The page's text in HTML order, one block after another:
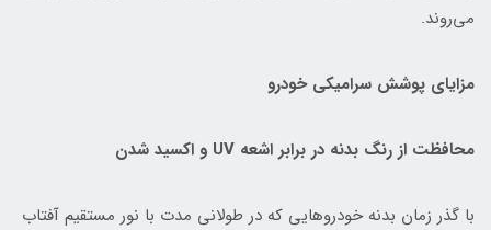
می‌روند.
مزایای پوشش سرامیکی خودرو
محافظت از رنگ بدنه در برابر اشعه UV و اکسید شدن
با گذر زمان بدنه خودروهایی که در طولانی مدت با نور مستقیم آفتاب